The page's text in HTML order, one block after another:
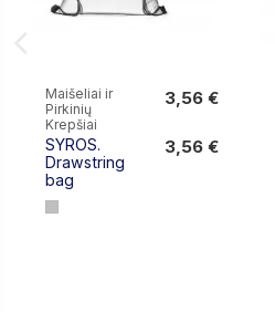
Maišeliai ir
Pirkinių
Krepšiai
SYROS.
Drawstring
bag
3,56 €
3,56 €